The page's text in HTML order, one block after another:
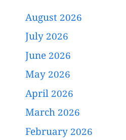
August 2026
July 2026
June 2026
May 2026
April 2026
March 2026
February 2026